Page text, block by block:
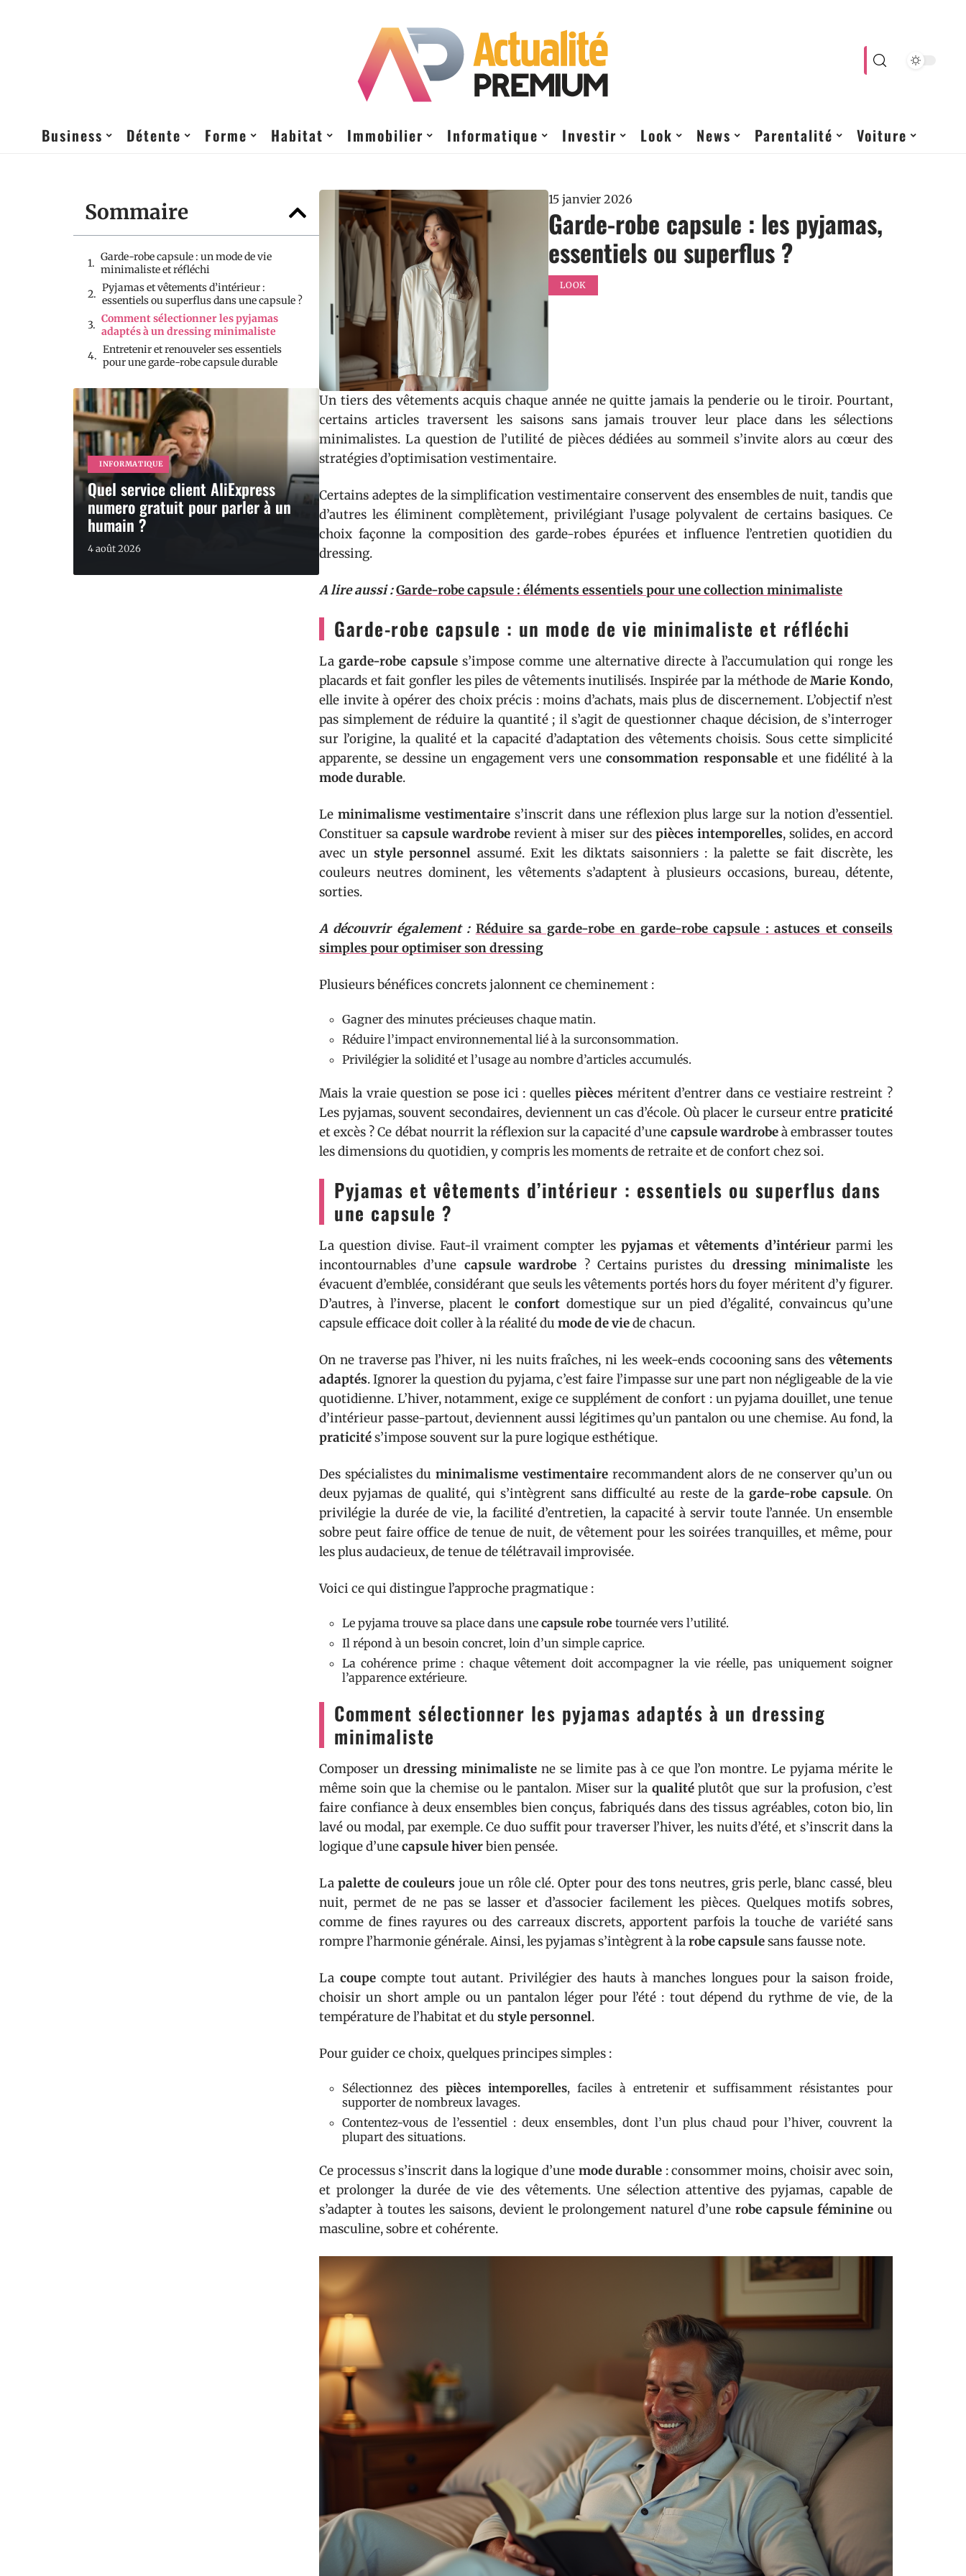
Business Détente Forme Habitat Immobilier Informatique Investir Look News Parentalité Voiture
Sommaire
Garde-robe capsule : un mode de vie
minimaliste et réfléchi
Pyjamas et vêtements d’intérieur :
essentiels ou superflus dans une capsule ?
Comment sélectionner les pyjamas
adaptés à un dressing minimaliste
Entretenir et renouveler ses essentiels
pour une garde-robe capsule durable
INFORMATIQUE
Quel service client AliExpress
numero gratuit pour parler à un
humain ?
4 août 2026
15 janvier 2026
Garde-robe capsule : les pyjamas,
essentiels ou superflus ?
LOOK
Un tiers des vêtements acquis chaque année ne quitte jamais la penderie ou le tiroir. Pourtant,
certains articles traversent les saisons sans jamais trouver leur place dans les sélections
minimalistes. La question de l’utilité de pièces dédiées au sommeil s’invite alors au cœur des
stratégies d’optimisation vestimentaire.
Certains adeptes de la simplification vestimentaire conservent des ensembles de nuit, tandis que
d’autres les éliminent complètement, privilégiant l’usage polyvalent de certains basiques. Ce
choix façonne la composition des garde-robes épurées et influence l’entretien quotidien du
dressing.
A lire aussi :Garde-robe capsule : éléments essentiels pour une collection minimaliste
Garde-robe capsule : un mode de vie minimaliste et réfléchi
Lagarde-robe capsules’impose comme une alternative directe à l’accumulation qui ronge les
placards et fait gonfler les piles de vêtements inutilisés. Inspirée par la méthode deMarie Kondo,
elle invite à opérer des choix précis : moins d’achats, mais plus de discernement. L’objectif n’est
pas simplement de réduire la quantité ; il s’agit de questionner chaque décision, de s’interroger
sur l’origine, la qualité et la capacité d’adaptation des vêtements choisis. Sous cette simplicité
apparente, se dessine un engagement vers uneconsommation responsableet une fidélité à la
mode durable.
Le minimalisme vestimentaires’inscrit dans une réflexion plus large sur la notion d’essentiel.
Constituer sacapsule wardrobe revient à miser sur des pièces intemporelles, solides, en accord
avec un style personnel assumé. Exit les diktats saisonniers : la palette se fait discrète, les
couleurs neutres dominent, les vêtements s’adaptent à plusieurs occasions, bureau, détente,
sorties.
A découvrir également : Réduire sa garde-robe en garde-robe capsule : astuces et conseils
simples pour optimiser son dressing
Plusieurs bénéfices concrets jalonnent ce cheminement :
Gagner des minutes précieuses chaque matin.
Réduire l’impact environnemental lié à la surconsommation.
Privilégier la solidité et l’usage au nombre d’articles accumulés.
Mais la vraie question se pose ici : quelles pièces méritent d’entrer dans ce vestiaire restreint ?
Les pyjamas, souvent secondaires, deviennent un cas d’école. Où placer le curseur entre praticité
et excès ? Ce débat nourrit la réflexion sur la capacité d’une capsule wardrobeà embrasser toutes
les dimensions du quotidien, y compris les moments de retraite et de confort chez soi.
Pyjamas et vêtements d’intérieur : essentiels ou superflus dans
une capsule ?
La question divise. Faut-il vraiment compter les pyjamas etvêtements d’intérieurparmi les
incontournables d’une capsule wardrobe ? Certains puristes dudressing minimalisteles
évacuent d’emblée, considérant que seuls les vêtements portés hors du foyer méritent d’y figurer.
D’autres, à l’inverse, placent leconfort domestique sur un pied d’égalité, convaincus qu’une
capsule efficace doit coller à la réalité du mode de viede chacun.
On ne traverse pas l’hiver, ni les nuits fraîches, ni les week-ends cocooning sans des vêtements
adaptés. Ignorer la question du pyjama, c’est faire l’impasse sur une part non négligeable de la vie
quotidienne. L’hiver, notamment, exige ce supplément de confort : un pyjama douillet, une tenue
d’intérieur passe-partout, deviennent aussi légitimes qu’un pantalon ou une chemise. Au fond, la
praticités’impose souvent sur la pure logique esthétique.
Des spécialistes duminimalisme vestimentairerecommandent alors de ne conserver qu’un ou
deux pyjamas de qualité, qui s’intègrent sans difficulté au reste de la garde-robe capsule. On
privilégie la durée de vie, la facilité d’entretien, la capacité à servir toute l’année. Un ensemble
sobre peut faire office de tenue de nuit, de vêtement pour les soirées tranquilles, et même, pour
les plus audacieux, de tenue de télétravail improvisée.
Voici ce qui distingue l’approche pragmatique :
Le pyjama trouve sa place dans une capsule robe tournée vers l’utilité.
Il répond à un besoin concret, loin d’un simple caprice.
La cohérence prime : chaque vêtement doit accompagner la vie réelle, pas uniquement soigner
l’apparence extérieure.
Comment sélectionner les pyjamas adaptés à un dressing
minimaliste
Composer un dressing minimaliste ne se limite pas à ce que l’on montre. Le pyjama mérite le
même soin que la chemise ou le pantalon. Miser sur la qualitéplutôt que sur la profusion, c’est
faire confiance à deux ensembles bien conçus, fabriqués dans des tissus agréables, coton bio, lin
lavé ou modal, par exemple. Ce duo suffit pour traverser l’hiver, les nuits d’été, et s’inscrit dans la
logique d’unecapsule hiverbien pensée.
Lapalette de couleurs joue un rôle clé. Opter pour des tons neutres, gris perle, blanc cassé, bleu
nuit, permet de ne pas se lasser et d’associer facilement les pièces. Quelques motifs sobres,
comme de fines rayures ou des carreaux discrets, apportent parfois la touche de variété sans
rompre l’harmonie générale. Ainsi, les pyjamas s’intègrent à larobe capsulesans fausse note.
La coupecompte tout autant. Privilégier des hauts à manches longues pour la saison froide,
choisir un short ample ou un pantalon léger pour l’été : tout dépend du rythme de vie, de la
température de l’habitat et du style personnel.
Pour guider ce choix, quelques principes simples :
Sélectionnez des pièces intemporelles, faciles à entretenir et suffisamment résistantes pour
supporter de nombreux lavages.
Contentez-vous de l’essentiel : deux ensembles, dont l’un plus chaud pour l’hiver, couvrent la
plupart des situations.
Ce processus s’inscrit dans la logique d’une mode durable : consommer moins, choisir avec soin,
et prolonger la durée de vie des vêtements. Une sélection attentive des pyjamas, capable de
s’adapter à toutes les saisons, devient le prolongement naturel d’unerobe capsule féminine ou
masculine, sobre et cohérente.